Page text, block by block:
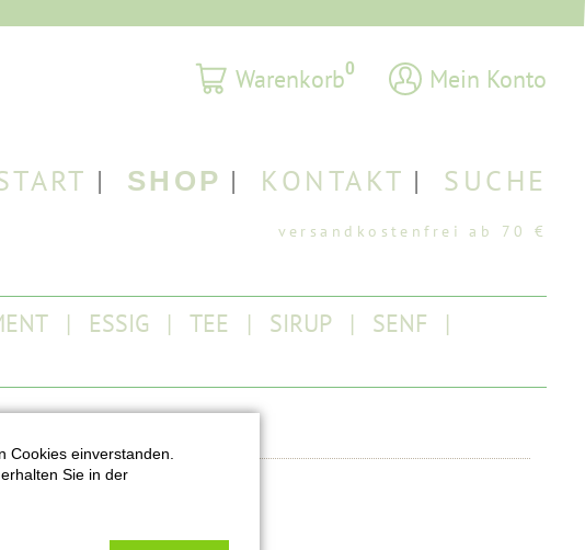
Warenkorb0 Mein Konto
SHOP KONTAKT SUCHE
ESSIG TEE SIRUP
SENF
Cookies einverstanden.
Sie in der